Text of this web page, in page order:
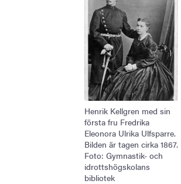
Henrik Kellgren med sin
första fru Fredrika
Eleonora Ulrika Ulfsparre.
Bilden är tagen cirka 1867.
Foto: Gymnastik- och
idrottshögskolans
bibliotek